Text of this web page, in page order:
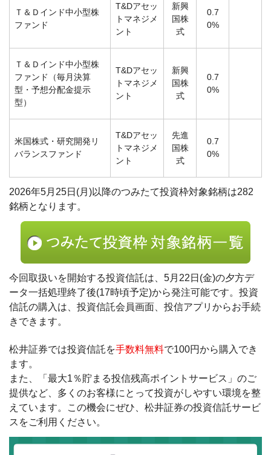
Ｔ＆Ｄインド中小型株
ファンド
T&Dアセッ
トマネジメ
ント
新興
国株
式
0.7
0%
Ｔ＆Ｄインド中小型株
ファンド（毎月決算
型・予想分配金提示
型）
T&Dアセッ
トマネジメ
ント
新興
国株
式
0.7
0%
米国株式・研究開発リ
バランスファンド
T&Dアセッ
トマネジメ
ント
先進
国株
式
0.7
0%
2026年5月25日(月)以降のつみたて投資枠対象銘柄は282
銘柄となります。
今回取扱いを開始する投資信託は、5月22日(金)の夕方デ
ータ一括処理終了後(17時頃予定)から発注可能です。投資
信託の購入は、投資信託会員画面、投信アプリからお手続
きできます。
松井証券では投資信託を手数料無料で100円から購入でき
ます。
また、「最大1％貯まる投信残高ポイントサービス」のご
提供など、多くのお客様にとって投資がしやすい環境を整
えています。この機会にぜひ、松井証券の投資信託サービ
スをご利用ください。